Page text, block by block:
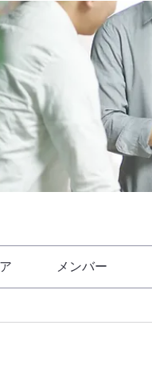
メンバー